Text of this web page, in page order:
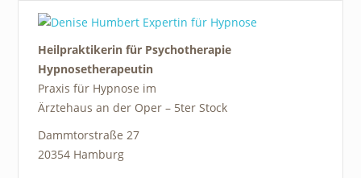
Heilpraktikerin für Psychotherapie
Hypnosetherapeutin
Praxis für Hypnose im
Ärztehaus an der Oper – 5ter Stock
Dammtorstraße 27
20354 Hamburg